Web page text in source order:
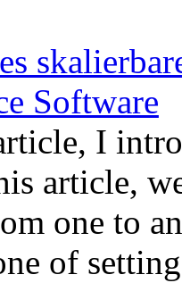
Software
I
article,
one to
of